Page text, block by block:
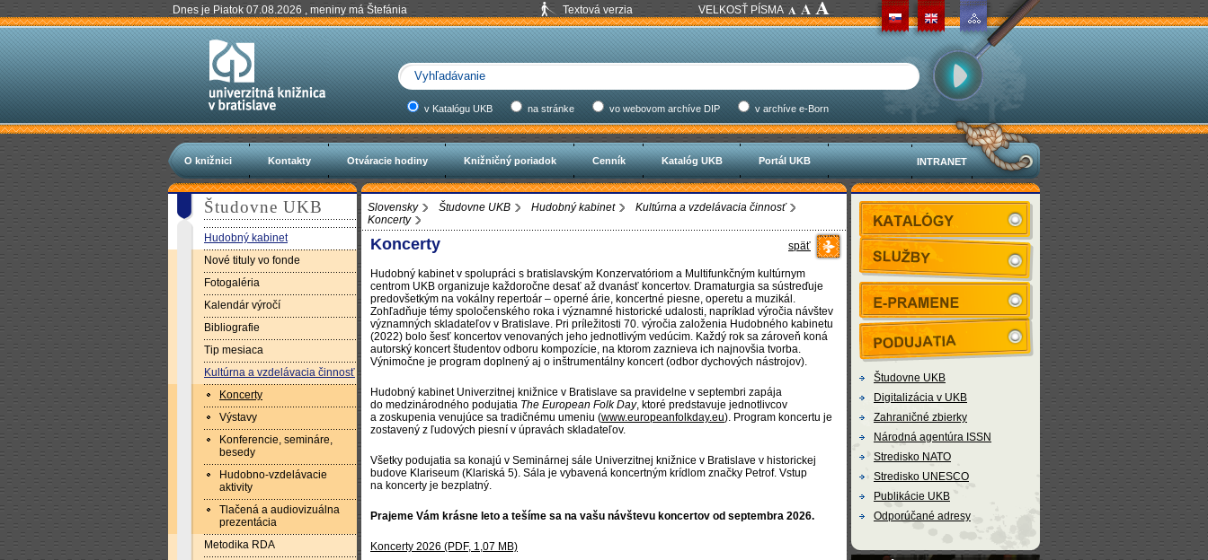
Dnes je Piatok 07.08.2026 , meniny má Štefánia Textová verzia VELKOSŤ PÍSMA
v Katalógu UKB na stránke vo webovom archíve DIP v archíve e-Born
O knižnici Kontakty Otváracie hodiny Knižničný poriadok Cenník Katalóg UKB Portál UKB INTRANET
Slovensky Študovne UKB Hudobný kabinet
Kultúrna a vzdelávacia činnosť
Koncerty
Koncerty späť
Hudobný kabinet v spolupráci s bratislavským Konzervatóriom a Multifunkčným kultúrnym
centrom UKB organizuje každoročne desať až dvanásť koncertov. Dramaturgia sa sústreďuje
predovšetkým na vokálny repertoár – operné árie, koncertné piesne, operetu a muzikál.
Zohľadňuje témy spoločenského roka i významné historické udalosti, napríklad výročia návštev
významných skladateľov v Bratislave. Pri príležitosti 70. výročia založenia Hudobného kabinetu
(2022) bolo šesť koncertov venovaných jeho jednotlivým vedúcim. Každý rok sa zároveň koná
autorský koncert študentov odboru kompozície, na ktorom zaznieva ich najnovšia tvorba.
Výnimočne je program doplnený aj o inštrumentálny koncert (odbor dychových nástrojov).
Hudobný kabinet Univerzitnej knižnice v Bratislave sa pravidelne v septembri zapája
do medzinárodného podujatia The European Folk Day, ktoré predstavuje jednotlivcov
a zoskupenia venujúce sa tradičnému umeniu (www.europeanfolkday.eu). Program koncertu je
zostavený z ľudových piesní v úpravách skladateľov.
Všetky podujatia sa konajú v Seminárnej sále Univerzitnej knižnice v Bratislave v historickej
budove Klariseum (Klariská 5). Sála je vybavená koncertným krídlom značky Petrof. Vstup
na koncerty je bezplatný.
Prajeme Vám krásne leto a tešíme sa na vašu návštevu koncertov od septembra 2026.
Koncerty 2026 (PDF, 1,07 MB)
Študovne UKB
Hudobný kabinet
Nové tituly vo fonde
Fotogaléria
Kalendár výročí
Bibliografie
Tip mesiaca
Kultúrna a vzdelávacia činnosť
Koncerty
Výstavy
Konferencie, semináre,
besedy
Hudobno-vzdelávacie
aktivity
Tlačená a audiovizuálna
prezentácia
Metodika RDA
Študovne UKB
Digitalizácia v UKB
Zahraničné zbierky
Národná agentúra ISSN
Stredisko NATO
Stredisko UNESCO
Publikácie UKB
Odporúčané adresy